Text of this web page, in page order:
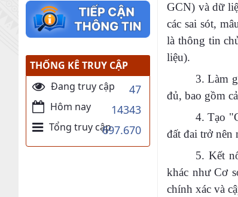
THỐNG KÊ TRUY CẬP
Đang truy cập
47
Hôm nay 14343
Tổng truy cập697.670
GCN) và dữ
các sai sót,
là thông tin
liệu).
3. Làm
đủ, bao gồm
4. Tạo
đất đai trở nên
5. Kết
khác như Cơ
chính xác và